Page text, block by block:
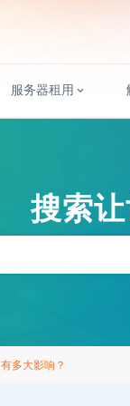
服务器租用
搜索
多大影响？